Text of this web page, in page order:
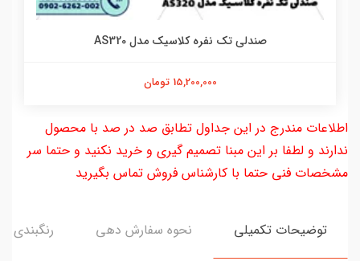
صندلی تک نفره کلاسیک مدل AS320
15,200,000 تومان
اطلاعات مندرج در این جداول تطابق صد در صد با محصول
ندارند و لطفا بر این مبنا تصمیم گیری و خرید نکنید و حتما سر
مشخصات فنی حتما با کارشناس فروش تماس بگیرید
توضیحات تکمیلی نحوه سفارش دهی رنگبندی